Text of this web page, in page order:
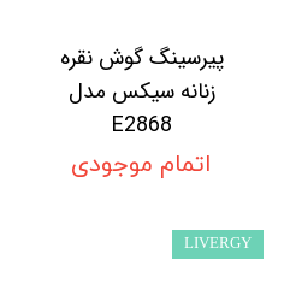
پیرسینگ گوش نقره
زنانه سیکس مدل
E2868
اتمام موجودی
LIVERGY